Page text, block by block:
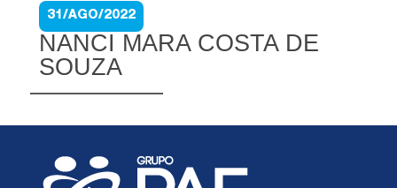
31/AGO/2022
NANCI MARA COSTA DE
SOUZA